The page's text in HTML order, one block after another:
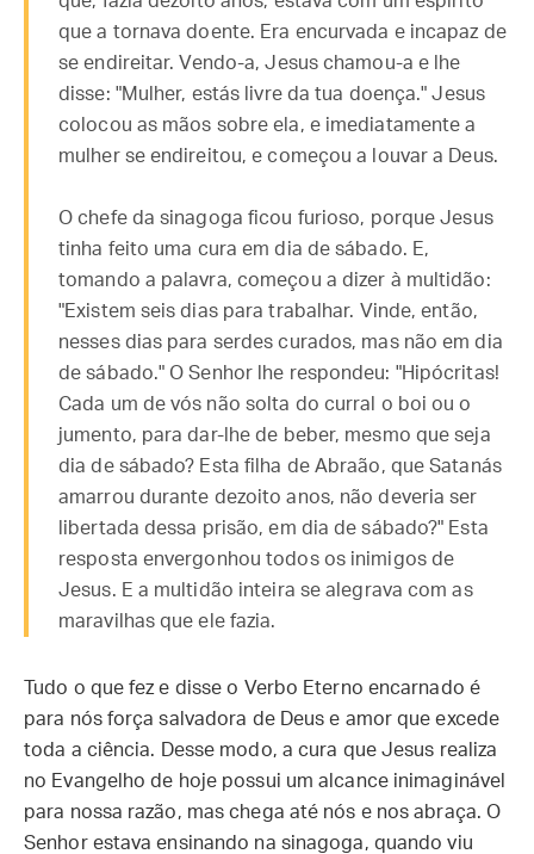
que a tornava doente. Era encurvada e incapaz de
se endireitar. Vendo-a, Jesus chamou-a e lhe
disse: "Mulher, estás livre da tua doença." Jesus
colocou as mãos sobre ela, e imediatamente a
mulher se endireitou, e começou a louvar a Deus.
O chefe da sinagoga ficou furioso, porque Jesus
tinha feito uma cura em dia de sábado. E,
tomando a palavra, começou a dizer à multidão:
"Existem seis dias para trabalhar. Vinde, então,
nesses dias para serdes curados, mas não em dia
de sábado." O Senhor lhe respondeu: "Hipócritas!
Cada um de vós não solta do curral o boi ou o
jumento, para dar-lhe de beber, mesmo que seja
dia de sábado? Esta filha de Abraão, que Satanás
amarrou durante dezoito anos, não deveria ser
libertada dessa prisão, em dia de sábado?" Esta
resposta envergonhou todos os inimigos de
Jesus. E a multidão inteira se alegrava com as
maravilhas que ele fazia.
Tudo o que fez e disse o Verbo Eterno encarnado é
para nós força salvadora de Deus e amor que excede
toda a ciência. Desse modo, a cura que Jesus realiza
no Evangelho de hoje possui um alcance inimaginável
para nossa razão, mas chega até nós e nos abraça. O
Senhor estava ensinando na sinagoga, quando viu